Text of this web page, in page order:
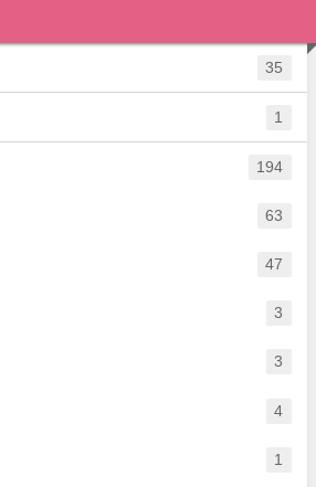
35
1
194
63
47
3
3
4
1